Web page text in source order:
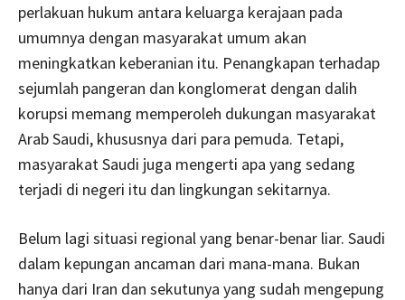
perlakuan hukum antara keluarga kerajaan pada
umumnya dengan masyarakat umum akan
meningkatkan keberanian itu. Penangkapan terhadap
sejumlah pangeran dan konglomerat dengan dalih
korupsi memang memperoleh dukungan masyarakat
Arab Saudi, khususnya dari para pemuda. Tetapi,
masyarakat Saudi juga mengerti apa yang sedang
terjadi di negeri itu dan lingkungan sekitarnya.
Belum lagi situasi regional yang benar-benar liar. Saudi
dalam kepungan ancaman dari mana-mana. Bukan
hanya dari Iran dan sekutunya yang sudah mengepung